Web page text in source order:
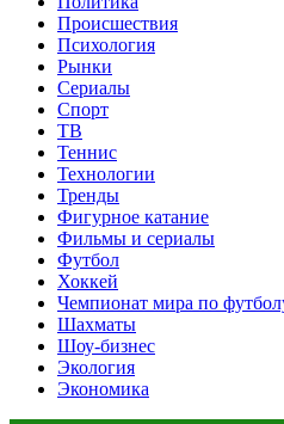
Происшествия
Психология
Рынки
Сериалы
Спорт
ТВ
Теннис
Технологии
Тренды
Фигурное катание
Фильмы и сериалы
Футбол
Хоккей
Чемпионат мира по
Шахматы
Шоу-бизнес
Экология
Экономика